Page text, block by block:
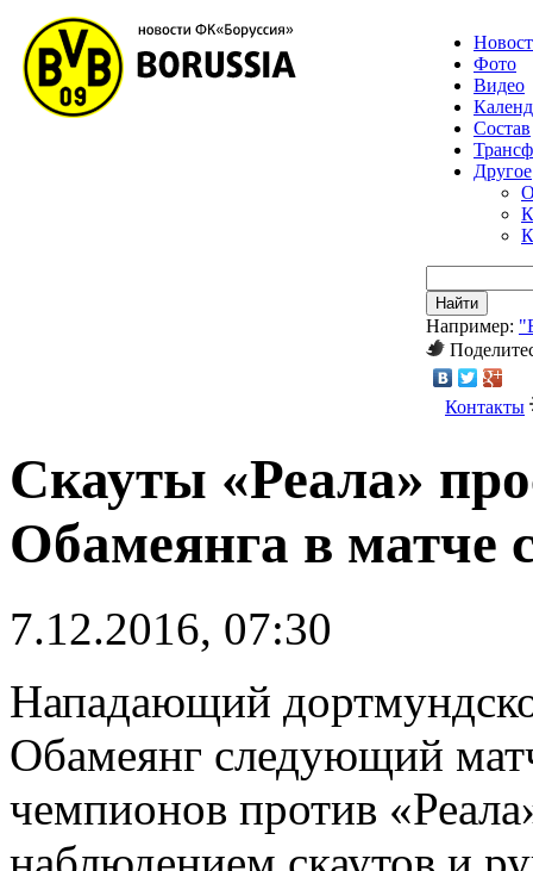
Фото
Видео
Состав
Другое
Найти
Например:
Контакты
Скауты «Реала»
Обамеянга в матче
7.12.2016, 07:30
Нападающий
Обамеянг следующий
чемпионов против